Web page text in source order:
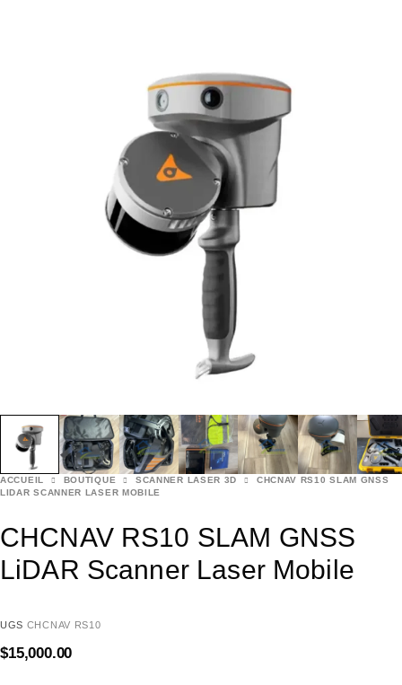
ACCUEIL BOUTIQUE SCANNER LASER 3D
CHCNAV RS10 SLAM GNSS
LIDAR SCANNER LASER MOBILE
CHCNAV RS10 SLAM GNSS
LiDAR Scanner Laser Mobile
UGS CHCNAV RS10
$15,000.00